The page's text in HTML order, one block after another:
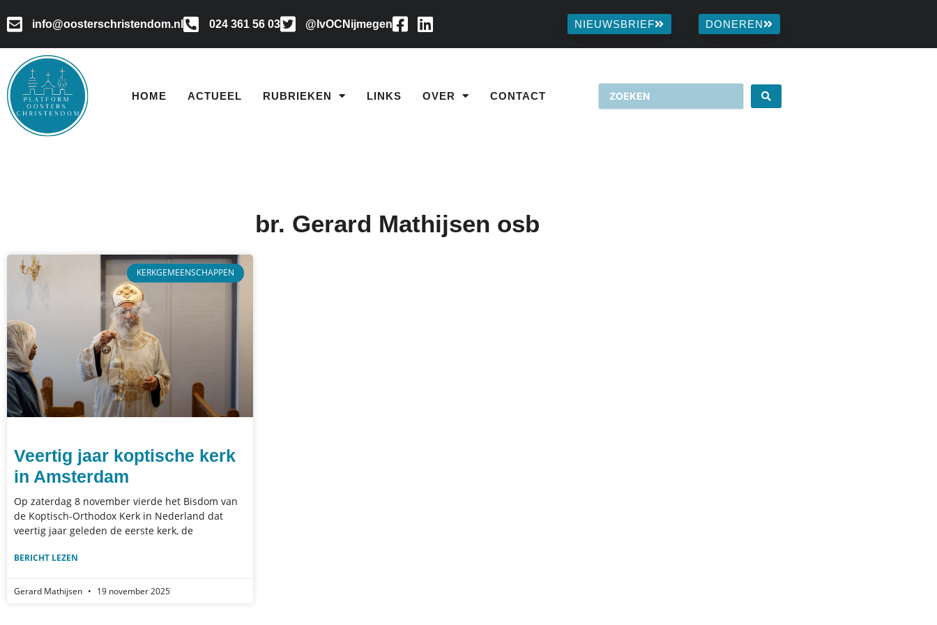
info@oosterschristendom.nl 024 361 56 03 @IvOCNijmegen NIEUWSBRIEF DONEREN
HOME ACTUEEL RUBRIEKEN LINKS OVER CONTACT
br. Gerard Mathijsen osb
KERKGEMEENSCHAPPEN
Veertig jaar koptische kerk
in Amsterdam
Op zater­dag 8 no­vem­ber vierde het Bisdom van
de Koptisch-Ortho­dox Kerk in Neder­land dat
veer­tig jaar gele­den de eerste kerk, de
BERICHT LEZEN
Gerard Mathijsen 19 november 2025